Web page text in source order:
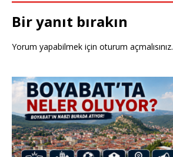
Bir yanıt bırakın
Yorum yapabilmek için oturum açmalısınız.